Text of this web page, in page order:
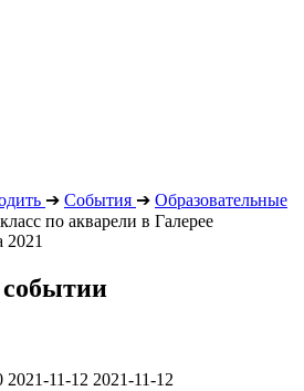
➔ События ➔ Образовательные
по акварели в Галерее
2021
2021-11-12 2021-11-12